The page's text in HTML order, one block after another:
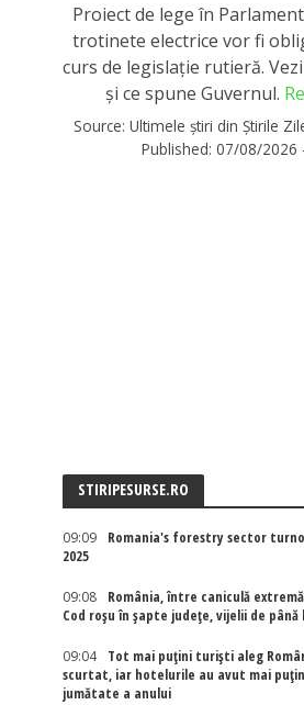
Proiect de lege în
trotinete electrice vor fi
curs de legislație rutieră.
și ce spune Guvernul.
Source: Ultimele știri din Știrile
Published: 07/08/2026
STIRIPESURSE.RO
09:09
Romania's forestry sector
2025
09:08
România, între caniculă
Cod roșu în șapte județe, vijelii de până
09:04
Tot mai puțini turiști aleg
scurtat, iar hotelurile au avut mai
jumătate a anului